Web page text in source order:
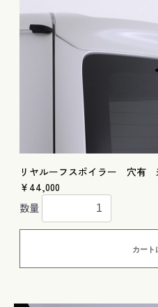
リヤルーフスポイラー 穴有
￥44,000
数量
カート